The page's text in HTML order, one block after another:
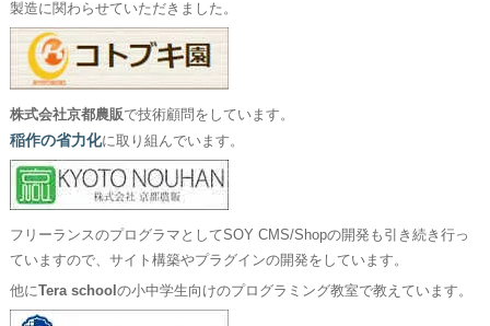
製造に関わらせていただきました。
株式会社京都農販で技術顧問をしています。
稲作の省力化に取り組んでいます。
フリーランスのプログラマとしてSOY CMS/Shopの開発も引き続き行っ
ていますので、サイト構築やプラグインの開発をしています。
他にTera school の小中学生向けのプログラミング教室で教えています。